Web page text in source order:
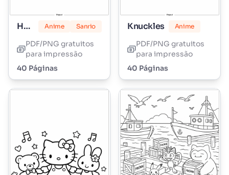
Hello Kitty Marshmallow Anime Sanrio
PDF/PNG gratuitos
para impressão
40 Páginas
Knuckles Anime
PDF/PNG gratuitos
para impressão
40 Páginas